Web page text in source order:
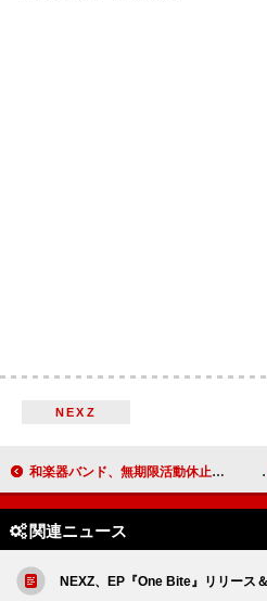
NEXZ
和楽器バンド、無期限活動休止前ラストライブより「六兆年と一夜物語」映像公開
関連ニュース
NEXZ、EP『One Bite』リリース